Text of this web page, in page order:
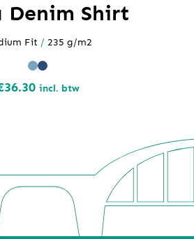
Denim Shirt
Fit / 235 g/m2
36.30 incl. btw